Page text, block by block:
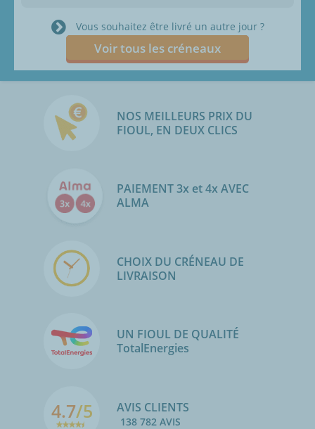
Vous souhaitez être livré un autre jour ?
Voir tous les créneaux
NOS MEILLEURS PRIX DU
FIOUL, EN DEUX CLICS
PAIEMENT 3x et 4x AVEC
ALMA
CHOIX DU CRÉNEAU DE
LIVRAISON
UN FIOUL DE QUALITÉ
TotalEnergies
4.7/5 AVIS CLIENTS
138 782 AVIS